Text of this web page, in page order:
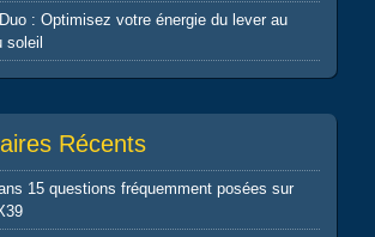
: Optimisez votre énergie du lever au
soleil
Récents
15 questions fréquemment posées sur